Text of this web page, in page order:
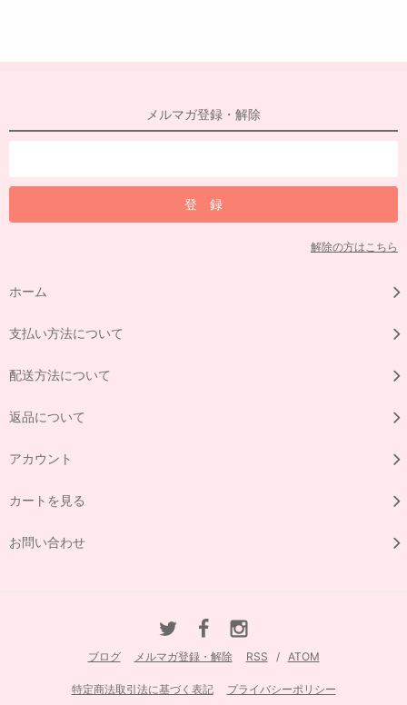
メルマガ登録・解除
解除の方はこちら
ホーム
支払い方法について
配送方法について
返品について
アカウント
カートを見る
お問い合わせ
ブログ メルマガ登録・解除 RSS / ATOM
特定商法取引法に基づく表記 プライバシーポリシー